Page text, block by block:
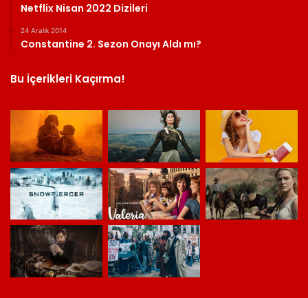
Netflix Nisan 2022 Dizileri
24 Aralık 2014
Constantine 2. Sezon Onayı Aldı mı?
Bu İçerikleri Kaçırma!